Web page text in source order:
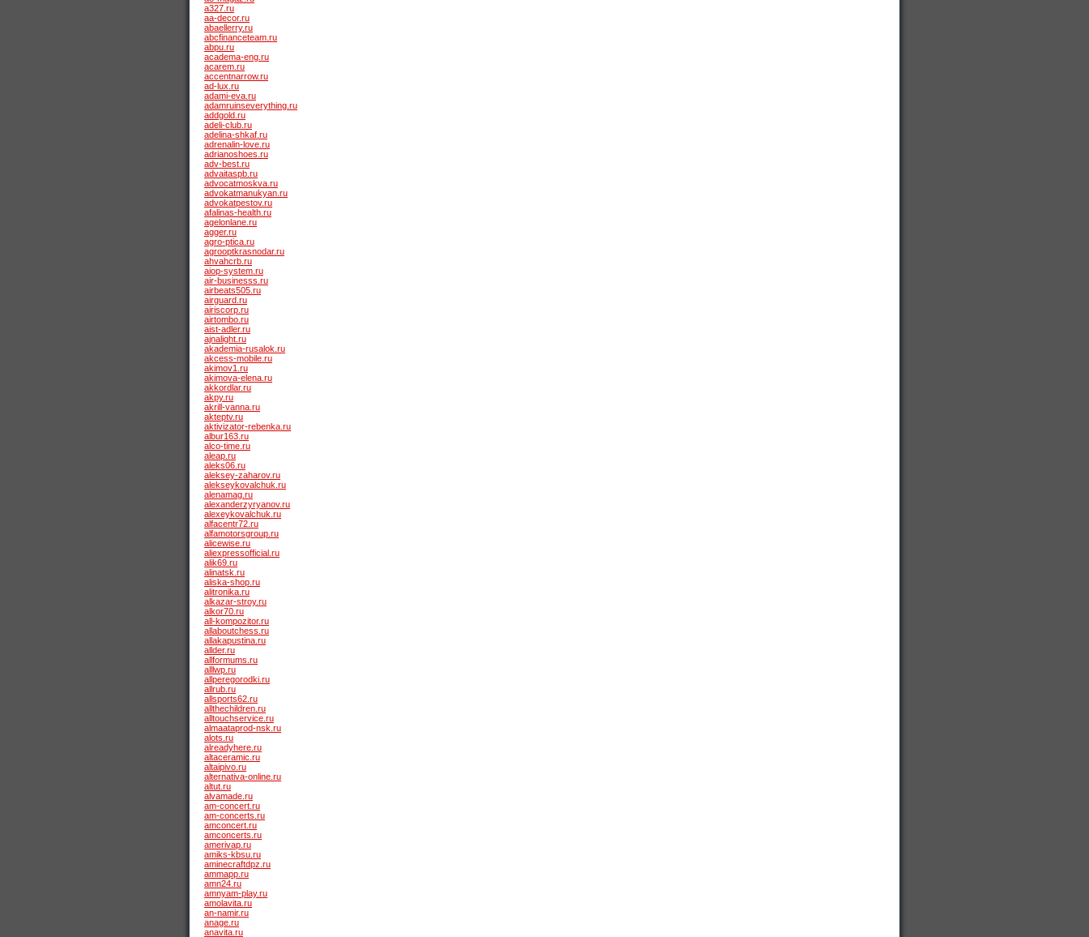
a327.ru
aa-decor.ru
abaellerry.ru
abcfinanceteam.ru
abpu.ru
academa-eng.ru
acarem.ru
accentnarrow.ru
ad-lux.ru
adami-eva.ru
adamruinseverything.ru
addgold.ru
adeli-club.ru
adelina-shkaf.ru
adrenalin-love.ru
adrianoshoes.ru
adv-best.ru
advaitaspb.ru
advocatmoskva.ru
advokatmanukyan.ru
advokatpestov.ru
afalinas-health.ru
agelonlane.ru
agger.ru
agro-ptica.ru
agrooptkrasnodar.ru
ahvahcrb.ru
aiop-system.ru
air-businesss.ru
airbeats505.ru
airguard.ru
airiscorp.ru
airtombo.ru
aist-adler.ru
ajnalight.ru
akademia-rusalok.ru
akcess-mobile.ru
akimov1.ru
akimova-elena.ru
akkordlar.ru
akpy.ru
akrill-vanna.ru
akteptv.ru
aktivizator-rebenka.ru
albur163.ru
alco-time.ru
aleap.ru
aleks06.ru
aleksey-zaharov.ru
alekseykovalchuk.ru
alenamag.ru
alexanderzyryanov.ru
alexeykovalchuk.ru
alfacentr72.ru
alfamotorsgroup.ru
alicewise.ru
aliexpressofficial.ru
alik69.ru
alinatsk.ru
aliska-shop.ru
alitronika.ru
alkazar-stroy.ru
alkor70.ru
all-kompozitor.ru
allaboutchess.ru
allakapustina.ru
allder.ru
allformums.ru
alllwp.ru
allperegorodki.ru
allrub.ru
allsports62.ru
allthechildren.ru
alltouchservice.ru
almaataprod-nsk.ru
alots.ru
alreadyhere.ru
altaceramic.ru
altaipivo.ru
alternativa-online.ru
altut.ru
alvamade.ru
am-concert.ru
am-concerts.ru
amconcert.ru
amconcerts.ru
amerivap.ru
amiks-kbsu.ru
aminecraftdpz.ru
ammapp.ru
amn24.ru
amnyam-play.ru
amolavita.ru
an-namir.ru
anage.ru
anavita.ru